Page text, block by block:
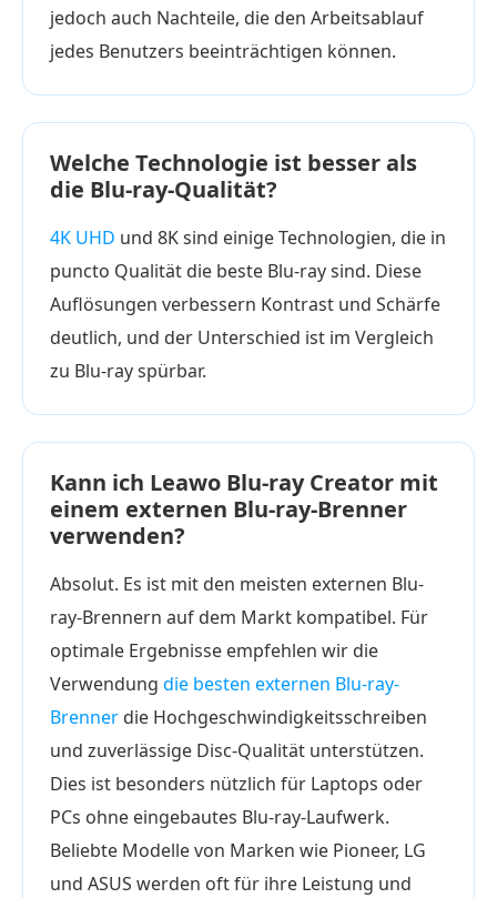
jedoch auch Nachteile, die den Arbeitsablauf
jedes Benutzers beeinträchtigen können.
Welche Technologie ist besser als
die Blu-ray-Qualität?
4K UHD und 8K sind einige Technologien, die in
puncto Qualität die beste Blu-ray sind. Diese
Auflösungen verbessern Kontrast und Schärfe
deutlich, und der Unterschied ist im Vergleich
zu Blu-ray spürbar.
Kann ich Leawo Blu-ray Creator mit
einem externen Blu-ray-Brenner
verwenden?
Absolut. Es ist mit den meisten externen Blu-
ray-Brennern auf dem Markt kompatibel. Für
optimale Ergebnisse empfehlen wir die
Verwendung die besten externen Blu-ray-
Brenner die Hochgeschwindigkeitsschreiben
und zuverlässige Disc-Qualität unterstützen.
Dies ist besonders nützlich für Laptops oder
PCs ohne eingebautes Blu-ray-Laufwerk.
Beliebte Modelle von Marken wie Pioneer, LG
und ASUS werden oft für ihre Leistung und